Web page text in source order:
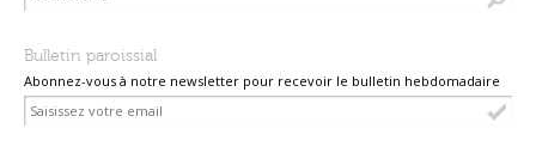
Bulletin paroissial
Abonnez-vous à notre newsletter pour recevoir le bulletin hebdomadaire